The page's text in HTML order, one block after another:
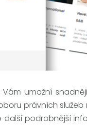
umožní
právních služeb
podrobnější